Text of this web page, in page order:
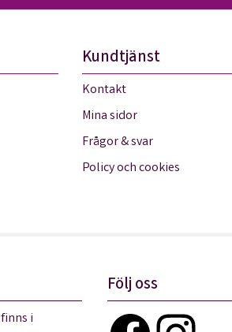
Kundtjänst
Kontakt
Mina sidor
Frågor & svar
Policy och cookies
i
Följ oss